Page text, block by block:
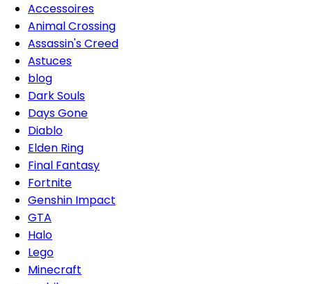
Accessoires
Animal Crossing
Assassin's Creed
Astuces
blog
Dark Souls
Days Gone
Diablo
Elden Ring
Final Fantasy
Fortnite
Genshin Impact
GTA
Halo
Lego
Minecraft